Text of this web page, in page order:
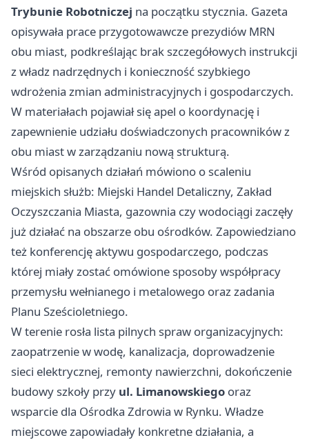
Trybunie Robotniczej na początku stycznia. Gazeta
opisywała prace przygotowawcze prezydiów MRN
obu miast, podkreślając brak szczegółowych instrukcji
z władz nadrzędnych i konieczność szybkiego
wdrożenia zmian administracyjnych i gospodarczych.
W materiałach pojawiał się apel o koordynację i
zapewnienie udziału doświadczonych pracowników z
obu miast w zarządzaniu nową strukturą.
Wśród opisanych działań mówiono o scaleniu
miejskich służb: Miejski Handel Detaliczny, Zakład
Oczyszczania Miasta, gazownia czy wodociągi zaczęły
już działać na obszarze obu ośrodków. Zapowiedziano
też konferencję aktywu gospodarczego, podczas
której miały zostać omówione sposoby współpracy
przemysłu wełnianego i metalowego oraz zadania
Planu Sześcioletniego.
W terenie rosła lista pilnych spraw organizacyjnych:
zaopatrzenie w wodę, kanalizacja, doprowadzenie
sieci elektrycznej, remonty nawierzchni, dokończenie
budowy szkoły przy ul. Limanowskiego oraz
wsparcie dla Ośrodka Zdrowia w Rynku. Władze
miejscowe zapowiadały konkretne działania, a